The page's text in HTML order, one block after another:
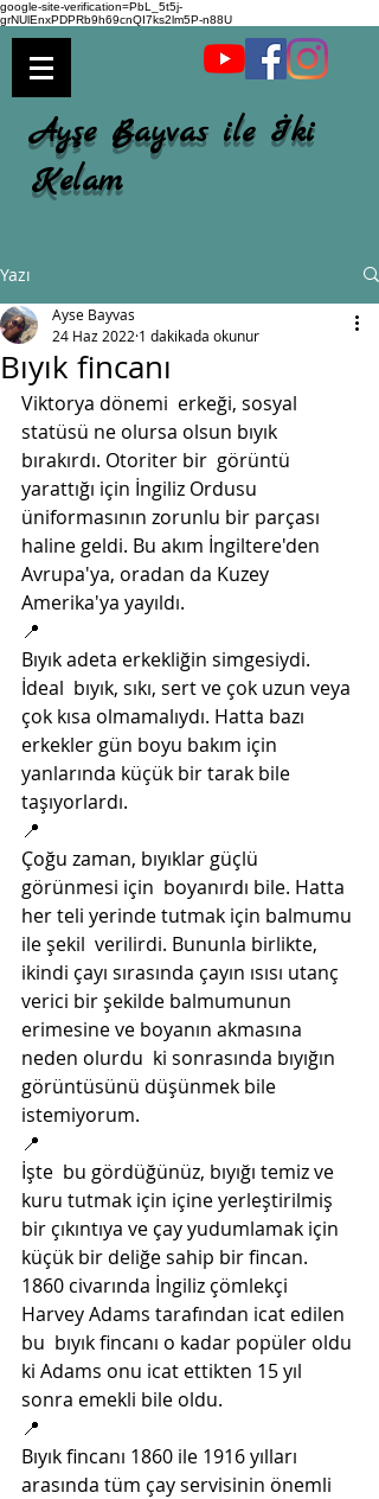
google-site-verification=PbL_5t5j-
grNUlEnxPDPRb9h69cnQI7ks2lm5P-n88U
Ayşe Bayvas ile İki
Kelam
Yazı
Bıyık fincanı
Ayse Bayvas
24 Haz 2022 1 dakikada okunur
Viktorya dönemi  erkeği, sosyal
statüsü ne olursa olsun bıyık
bırakırdı. Otoriter bir  görüntü
yarattığı için İngiliz Ordusu
üniformasının zorunlu bir parçası
haline geldi. Bu akım İngiltere'den
Avrupa'ya, oradan da Kuzey
Amerika'ya yayıldı.
📍
Bıyık adeta erkekliğin simgesiydi.
İdeal  bıyık, sıkı, sert ve çok uzun veya
çok kısa olmamalıydı. Hatta bazı
erkekler gün boyu bakım için
yanlarında küçük bir tarak bile
taşıyorlardı.
📍
Çoğu zaman, bıyıklar güçlü
görünmesi için  boyanırdı bile. Hatta
her teli yerinde tutmak için balmumu
ile şekil  verilirdi. Bununla birlikte,
ikindi çayı sırasında çayın ısısı utanç
verici bir şekilde balmumunun
erimesine ve boyanın akmasına
neden olurdu  ki sonrasında bıyığın
görüntüsünü düşünmek bile
istemiyorum.
📍
İşte  bu gördüğünüz, bıyığı temiz ve
kuru tutmak için içine yerleştirilmiş
bir çıkıntıya ve çay yudumlamak için
küçük bir deliğe sahip bir fincan.
1860 civarında İngiliz çömlekçi
Harvey Adams tarafından icat edilen
bu  bıyık fincanı o kadar popüler oldu
ki Adams onu icat ettikten 15 yıl
sonra emekli bile oldu.
📍
Bıyık fincanı 1860 ile 1916 yılları
arasında tüm çay servisinin önemli